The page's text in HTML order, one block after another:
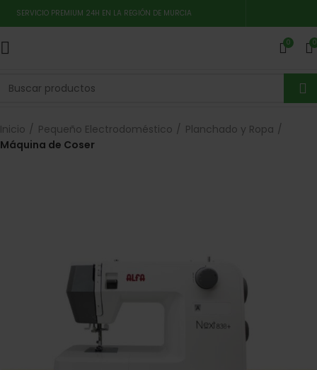
SERVICIO PREMIUM 24H EN LA REGIÓN DE MURCIA
0 0
Inicio Pequeño Electrodoméstico
Planchado y Ropa
Máquina de Coser